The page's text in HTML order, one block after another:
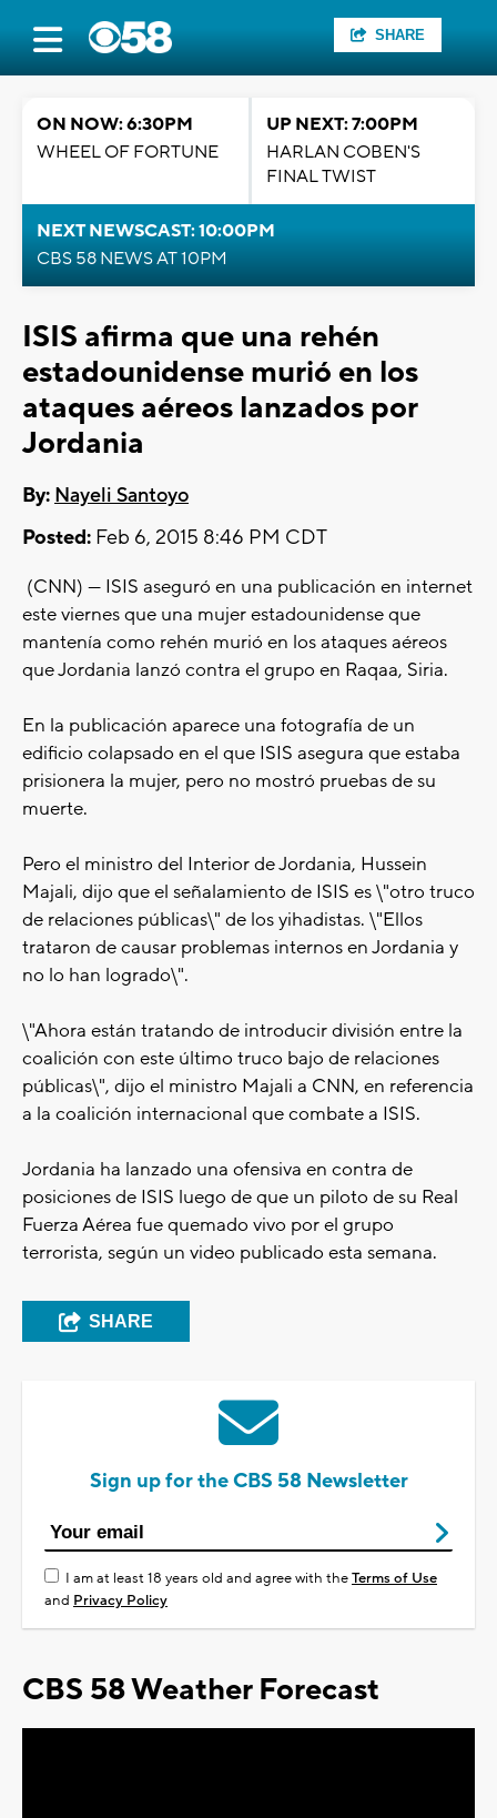
SHARE
ON NOW: 6:30PM
WHEEL OF FORTUNE
UP NEXT: 7:00PM
HARLAN COBEN'S
FINAL TWIST
NEXT NEWSCAST: 10:00PM
CBS 58 NEWS AT 10PM
ISIS afirma que una rehén
estadounidense murió en los
ataques aéreos lanzados por
Jordania
By: Nayeli Santoyo
Posted: Feb 6, 2015 8:46 PM CDT
(CNN) — ISIS aseguró en una publicación en internet
este viernes que una mujer estadounidense que
mantenía como rehén murió en los ataques aéreos
que Jordania lanzó contra el grupo en Raqaa, Siria.
En la publicación aparece una fotografía de un
edificio colapsado en el que ISIS asegura que estaba
prisionera la mujer, pero no mostró pruebas de su
muerte.
Pero el ministro del Interior de Jordania, Hussein
Majali, dijo que el señalamiento de ISIS es \"otro truco
de relaciones públicas\" de los yihadistas. \"Ellos
trataron de causar problemas internos en Jordania y
no lo han logrado\".
\"Ahora están tratando de introducir división entre la
coalición con este último truco bajo de relaciones
públicas\", dijo el ministro Majali a CNN, en referencia
a la coalición internacional que combate a ISIS.
Jordania ha lanzado una ofensiva en contra de
posiciones de ISIS luego de que un piloto de su Real
Fuerza Aérea fue quemado vivo por el grupo
terrorista, según un video publicado esta semana.
SHARE
Sign up for the CBS 58 Newsletter
I am at least 18 years old and agree with theTerms of Use
and Privacy Policy
CBS 58 Weather Forecast